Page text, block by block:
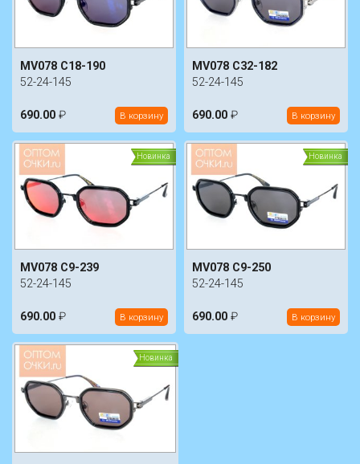
MV078 C18-190
52-24-145
690.00 ₽ В корзину
MV078 C32-182
52-24-145
690.00 ₽ В корзину
Новинка
MV078 C9-239
52-24-145
690.00 ₽ В корзину
Новинка
MV078 C9-250
52-24-145
690.00 ₽ В корзину
Новинка